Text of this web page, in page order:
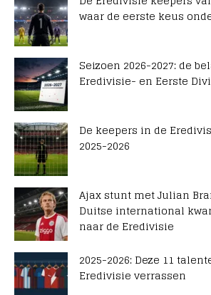
waar de eerste keus
Seizoen 2026-2027: de
Eredivisie- en Eerste
De keepers in de
2025-2026
Ajax stunt met Julian
Duitse international
naar de Eredivisie
2025-2026: Deze 11
Eredivisie verrassen